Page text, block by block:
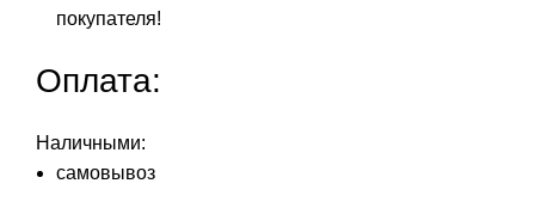
покупателя!
Оплата:
Наличными:
самовывоз